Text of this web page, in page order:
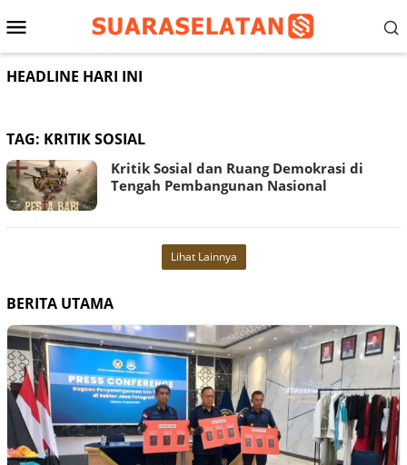
ke
Menu
Mobile
HEADLINE HARI INI
TAG: KRITIK SOSIAL
Kritik Sosial dan Ruang Demokrasi di
Tengah Pembangunan Nasional
Lihat Lainnya
BERITA UTAMA